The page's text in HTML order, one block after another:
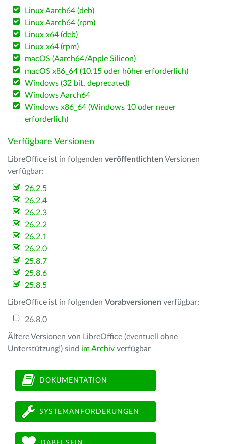
Linux Aarch64 (deb)
Linux Aarch64 (rpm)
Linux x64 (deb)
Linux x64 (rpm)
macOS (Aarch64/Apple Silicon)
macOS x86_64 (10.15 oder höher erforderlich)
Windows (32 bit, deprecated)
Windows Aarch64
Windows x86_64 (Windows 10 oder neuer
erforderlich)
Verfügbare Versionen
LibreOffice ist in folgenden veröffentlichten Versionen
verfügbar:
26.2.5
26.2.4
26.2.3
26.2.2
26.2.1
26.2.0
25.8.7
25.8.6
25.8.5
LibreOffice ist in folgenden Vorabversionen verfügbar:
26.8.0
Ältere Versionen von LibreOffice (eventuell ohne
Unterstützung!) sind im Archiv verfügbar
DOKUMENTATION
SYSTEMANFORDERUNGEN